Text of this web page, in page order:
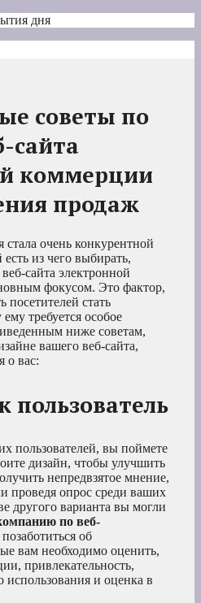
дня
советы по
сайта
коммерции
продаж
очень конкурентной
из чего выбирать,
сайта электронной
фокусом. Это фактор,
посетителей стать
требуется особое
ниже советам,
вашего веб-сайта,
о вас:
пользователь
пользователей, вы поймете
дизайн, чтобы улучшить
непредвзятое мнение,
проведя опрос среди ваших
другого варианта вы могли
по веб-
об
вам необходимо оценить,
привлекательность,
использования и оценка в